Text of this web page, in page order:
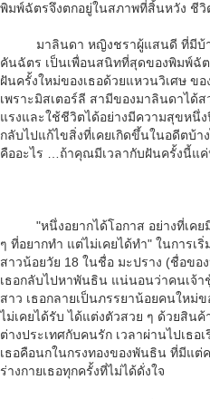
พิมพ์ฉัตรจึงตกอยู่ในสภาพที่สิ้นหวัง ชีวิ
มาลินดา หญิงชราผู้แสนดี ที่มีบ้าน
คันฉัตร เป็นเพื่อนสนิทที่สุดของพิมพ์ฉัต
ฝันครั้งใหม่ของเธอด้วยแหวนวิเศษ ขอ
เพราะมิสเตอร์ลี สามีของมาลินดาได้
แรงและใช้ชีวิตได้อย่างมีความสุขหนึ่
กลับไปแก้ไขสิ่งที่เคยเกิดขึ้นในอดีตบ้
คืออะไร …ถ้าคุณมีเวลากับฝันครั้งนี้แ
"หนึ่งอยากได้โอกาส อย่างที่เคยมี
ๆ ที่อยากทํา แต่ไม่เคยได้ทํา" ในการเ
สาวน้อยวัย 18 ในชื่อ มะปราง (ชื่อขอ
เธอกลับไปหาพันธิน แน่นอนว่าคนเจ้า
สาว เธอกลายเป็นภรรยาน้อยคนใหม่
ไม่เคยได้รับ ได้แต่งตัวสวย ๆ ด้วยสิน
ต่างประเทศกับคนรัก เวลาผ่านไปเธ
เธอคือนกในกรงทองของพันธิน ที่มีแต่
ร่างกายเธอทุกครั้งที่ไม่ได้ดั่งใจ